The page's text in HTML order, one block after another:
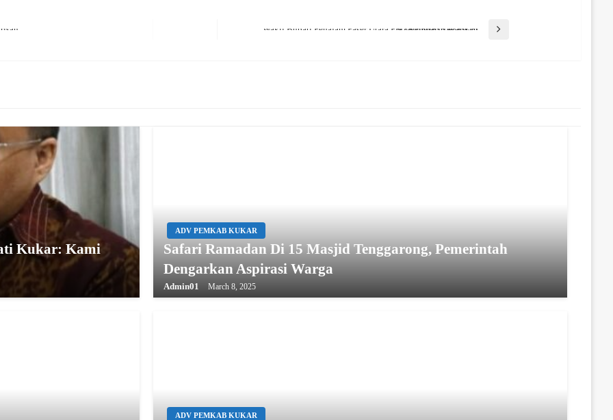
Wakil Bupati Penajam Paser Utara PPU Kembali Tekankan Kedisiplinan Pegawai
Kukar: Kami
ADV PEMKAB KUKAR
Safari Ramadan Di 15 Masjid Tenggarong, Pemerintah
Dengarkan Aspirasi Warga
Admin01 March 8, 2025
ADV PEMKAB KUKAR